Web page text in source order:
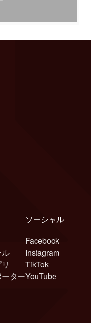
ル
ター
ソーシャル
Facebook
Instagram
TikTok
YouTube